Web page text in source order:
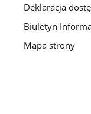
Deklaracja
Biuletyn
Mapa strony